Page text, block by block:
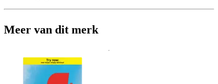
Meer van dit merk